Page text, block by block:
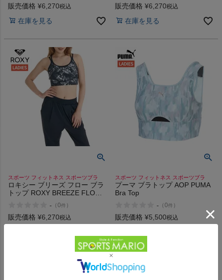
販売価格 ¥6,270税込
在庫を見る
販売価格 ¥6,270税込
在庫を見る
スポーツ フィットネス スポーツブラ
ロキシー ブリーズ フロー ブラ
トップ ROXY BREEZE FLOW
- （0件 ）
販売価格 ¥6,270税込
スポーツ フィットネス スポーツブラ
プーマ ブラトップ AOP PUMA
Bra Top
- （0件 ）
販売価格 ¥5,500税込